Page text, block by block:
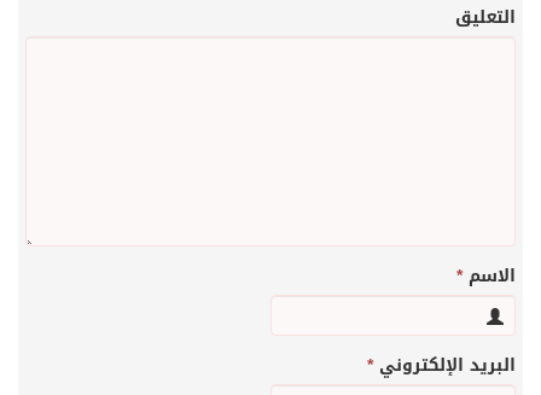
التعليق
الاسم*
البريد الإلكتروني*